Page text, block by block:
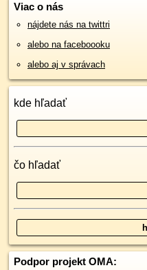
Viac o nás
nájdete nás na twittri
alebo na faceboooku
alebo aj v správach
kde hľadať
čo hľadať
Podpor projekt OMA: